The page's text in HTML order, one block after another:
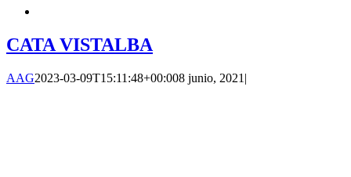
CATA VISTALBA
AAG2023-03-09T15:11:48+00:008 junio, 2021 |